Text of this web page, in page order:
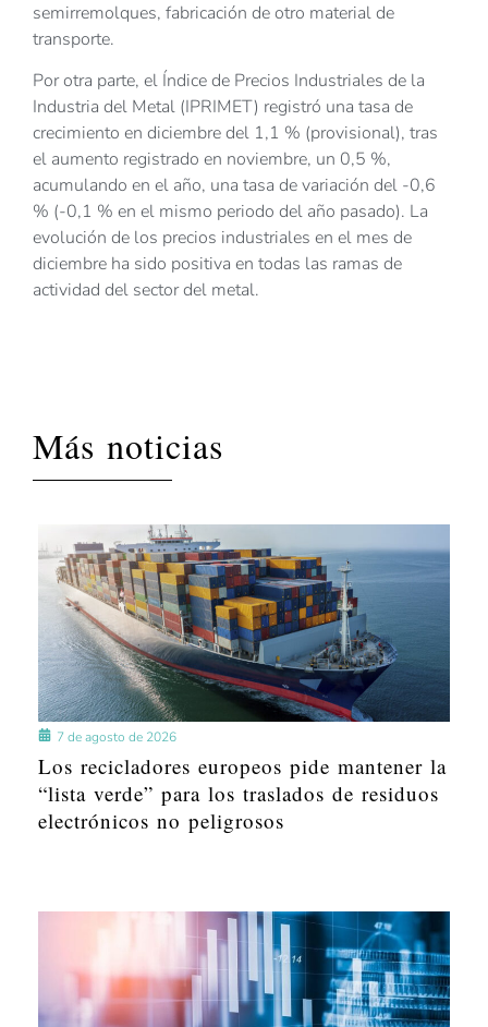
semirremolques, fabricación de otro material de
transporte.
Por otra parte, el Índice de Precios Industriales de la
Industria del Metal (IPRIMET) registró una tasa de
crecimiento en diciembre del 1,1 % (provisional), tras
el aumento registrado en noviembre, un 0,5 %,
acumulando en el año, una tasa de variación del -0,6
% (-0,1 % en el mismo periodo del año pasado). La
evolución de los precios industriales en el mes de
diciembre ha sido positiva en todas las ramas de
actividad del sector del metal.
Más noticias
7 de agosto de 2026
Los recicladores europeos pide mantener la
“lista verde” para los traslados de residuos
electrónicos no peligrosos